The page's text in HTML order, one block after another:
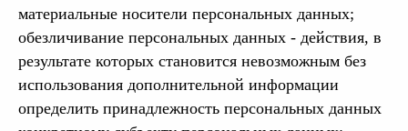
материальные носители персональных данных;
обезличивание персональных данных - действия, в
результате которых становится невозможным без
использования дополнительной информации
определить принадлежность персональных данных